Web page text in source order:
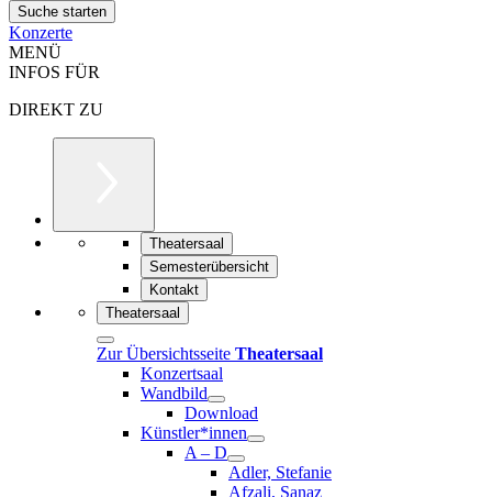
Konzerte
MENÜ
INFOS FÜR
DIREKT ZU
Theatersaal
Semesterübersicht
Kontakt
Theatersaal
Zur Übersichtsseite Theatersaal
Konzertsaal
Wandbild
Download
Künstler*innen
A – D
Adler, Stefanie
Afzali, Sanaz